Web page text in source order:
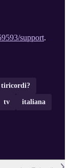
support.
tiricordi?
tv italiana